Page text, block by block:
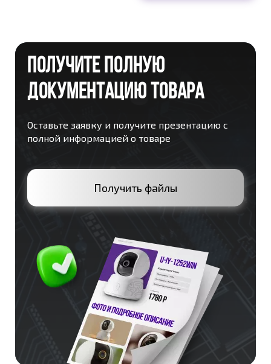
ПОЛУЧИТЕ ПОЛНУЮ
ДОКУМЕНТАЦИЮ ТОВАРА
Оставьте заявку и получите презентацию с
полной информацией о товаре
Получить файлы